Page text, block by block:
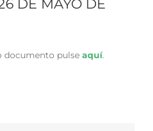
DE MAYO DE
documento pulse aquí.